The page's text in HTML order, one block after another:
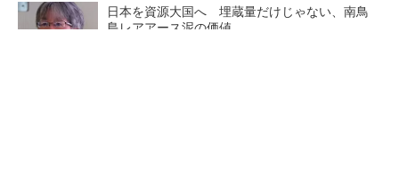
日本を資源大国へ 埋蔵量だけじゃない、南鳥
島レアアース泥の価値